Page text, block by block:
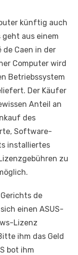
künftig auch
geht aus einem
Caen in der
Computer wird
Betriebssystem
Der Käufer
Anteil an
des
Software-
installiertes
zu
de
einen ASUS-
Lizenz
ihm das Geld
bot ihm